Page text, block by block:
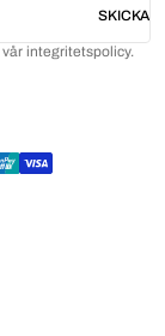
SKICKA
integritetspolicy.